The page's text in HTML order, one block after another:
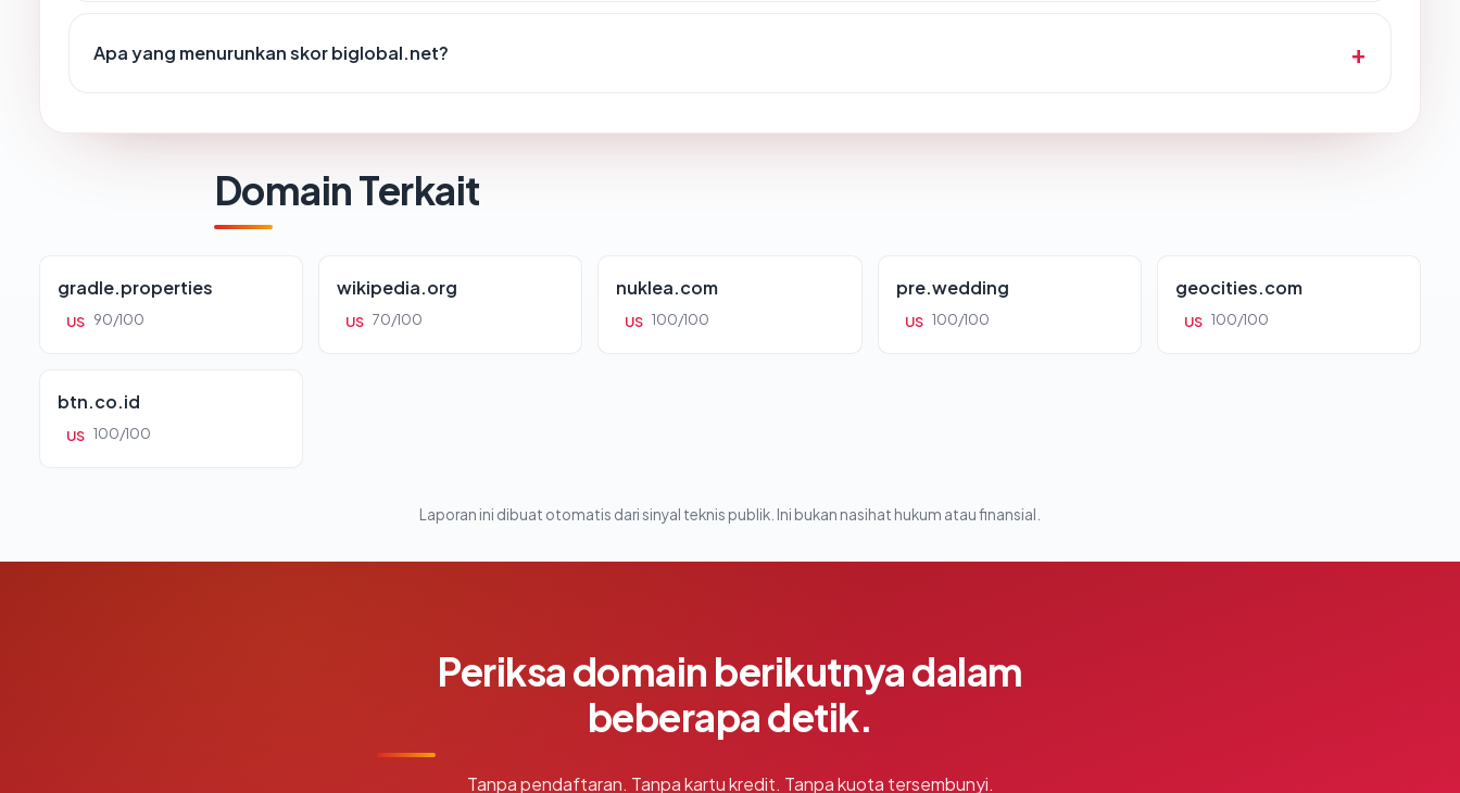
Apa yang menurunkan skor biglobal.net?
Domain Terkait
gradle.properties
US 90/100
wikipedia.org
US 70/100
nuklea.com
US 100/100
pre.wedding
US 100/100
geocities.com
US 100/100
btn.co.id
US 100/100
Laporan ini dibuat otomatis dari sinyal teknis publik. Ini bukan nasihat hukum atau finansial.
Periksa domain berikutnya dalam
beberapa detik.
Tanpa pendaftaran. Tanpa kartu kredit. Tanpa kuota tersembunyi.